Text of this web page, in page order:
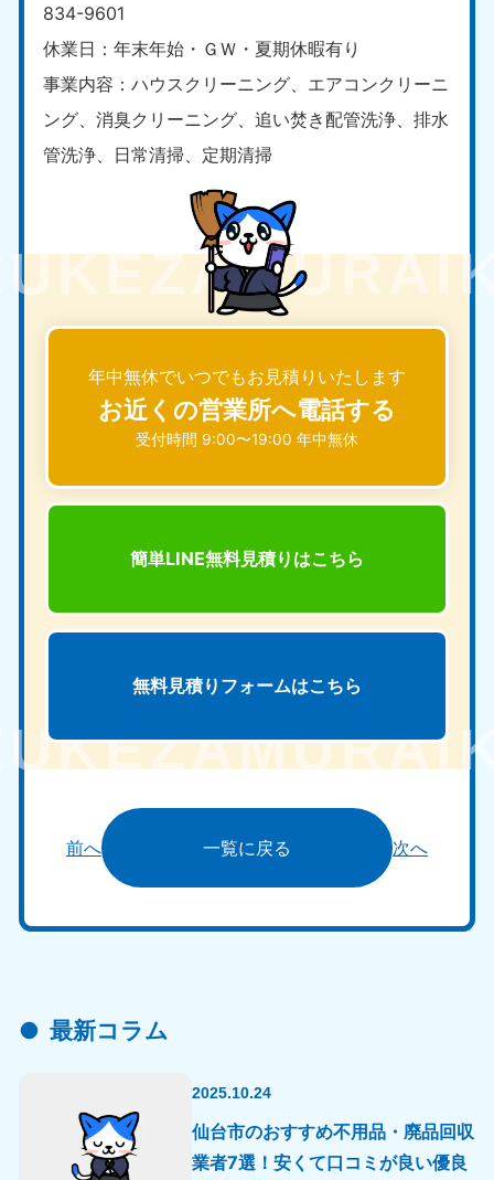
834-9601
休業日：年末年始・ＧＷ・夏期休暇有り
事業内容：ハウスクリーニング、エアコンクリーニ
ング、消臭クリーニング、追い焚き配管洗浄、排水
管洗浄、日常清掃、定期清掃
年中無休でいつでもお見積りいたします
お近くの営業所へ電話する
受付時間 9:00〜19:00 年中無休
簡単LINE無料見積りはこちら
無料見積りフォームはこちら
前へ 一覧に戻る 次へ
最新コラム
2025.10.24
仙台市のおすすめ不用品・廃品回収
業者7選！安くて口コミが良い優良